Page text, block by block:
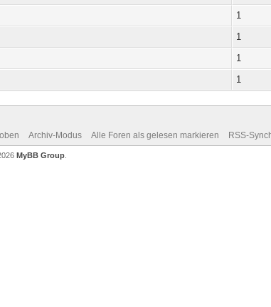
1
1
1
1
Archiv-Modus Alle Foren als gelesen markieren RSS-
MyBB Group.